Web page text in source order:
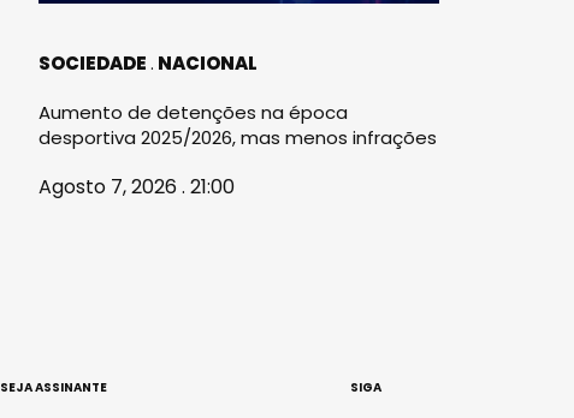
SOCIEDADE NACIONAL
Aumento de detenções na época
desportiva 2025/2026, mas menos infrações
Agosto 7, 2026 . 21:00
SEJA ASSINANTE SIGA